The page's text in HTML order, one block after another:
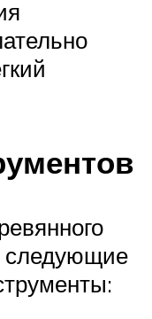
следующие